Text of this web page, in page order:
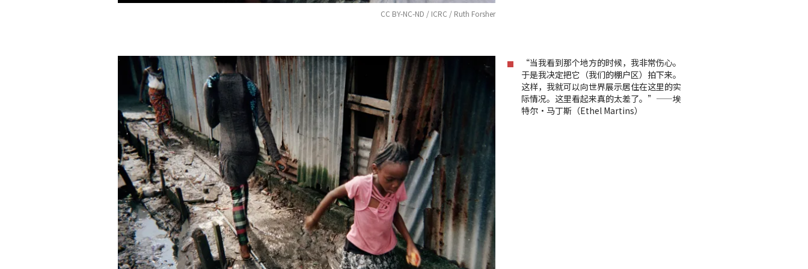
CC BY-NC-ND / ICRC / Ruth Forsher
“当我看到那个地方的时候，我非常伤心。
于是我决定把它（我们的棚户区）拍下来。
这样，我就可以向世界展示居住在这里的实
际情况。这里看起来真的太差了。”——埃
特尔·马丁斯（Ethel Martins）